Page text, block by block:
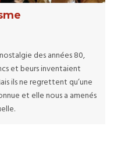
des années 80,
et beurs inventaient
ils ne regrettent qu’une
et elle nous a amenés